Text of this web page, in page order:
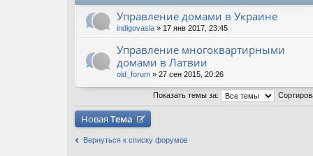
Управление домами в Украине
indigovasia » 17 янв 2017, 23:45
Управление многоквартирными
домами в Латвии
old_forum » 27 сен 2015, 20:26
Показать темы за:
Новая Тема
Вернуться к списку форумов